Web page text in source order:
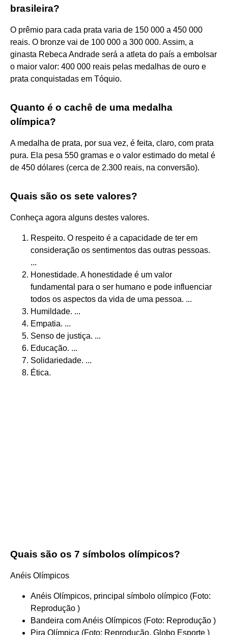
brasileira?
O prêmio para cada prata varia de 150 000 a 450 000
reais. O bronze vai de 100 000 a 300 000. Assim, a
ginasta Rebeca Andrade será a atleta do país a embolsar
o maior valor: 400 000 reais pelas medalhas de ouro e
prata conquistadas em Tóquio.
Quanto é o cachê de uma medalha
olímpica?
A medalha de prata, por sua vez, é feita, claro, com prata
pura. Ela pesa 550 gramas e o valor estimado do metal é
de 450 dólares (cerca de 2.300 reais, na conversão).
Quais são os sete valores?
Conheça agora alguns destes valores.
Respeito. O respeito é a capacidade de ter em
consideração os sentimentos das outras pessoas.
...
Honestidade. A honestidade é um valor
fundamental para o ser humano e pode influenciar
todos os aspectos da vida de uma pessoa. ...
Humildade. ...
Empatia. ...
Senso de justiça. ...
Educação. ...
Solidariedade. ...
Ética.
Quais são os 7 símbolos olímpicos?
Anéis Olímpicos
Anéis Olímpicos, principal símbolo olímpico (Foto:
Reprodução )
Bandeira com Anéis Olímpicos (Foto: Reprodução )
Pira Olímpica (Foto: Reprodução, Globo Esporte )